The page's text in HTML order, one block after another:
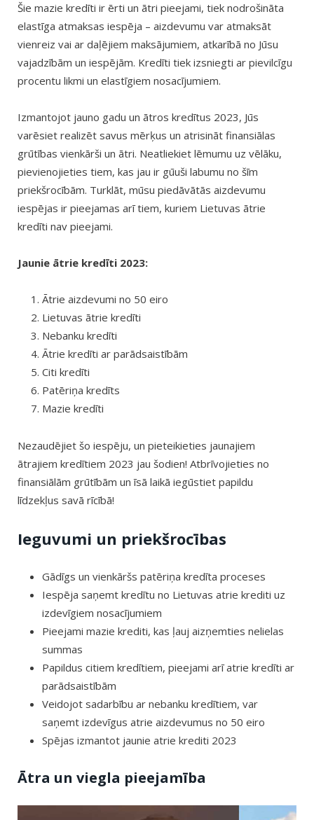
Šie mazie kredīti ir ērti un ātri pieejami, tiek nodrošināta
elastīga atmaksas iespēja – aizdevumu var atmaksāt
vienreiz vai ar daļējiem maksājumiem, atkarībā no Jūsu
vajadzībām un iespējām. Kredīti tiek izsniegti ar pievilcīgu
procentu likmi un elastīgiem nosacījumiem.
Izmantojot jauno gadu un ātros kredītus 2023, Jūs
varēsiet realizēt savus mērķus un atrisināt finansiālas
grūtības vienkārši un ātri. Neatliekiet lēmumu uz vēlāku,
pievienojieties tiem, kas jau ir gūuši labumu no šīm
priekšrocībām. Turklāt, mūsu piedāvātās aizdevumu
iespējas ir pieejamas arī tiem, kuriem Lietuvas ātrie
kredīti nav pieejami.
Jaunie ātrie kredīti 2023:
Ātrie aizdevumi no 50 eiro
Lietuvas ātrie kredīti
Nebanku kredīti
Ātrie kredīti ar parādsaistībām
Citi kredīti
Patēriņa kredīts
Mazie kredīti
Nezaudējiet šo iespēju, un pieteikieties jaunajiem
ātrajiem kredītiem 2023 jau šodien! Atbrīvojieties no
finansiālām grūtībām un īsā laikā iegūstiet papildu
līdzekļus savā rīcībā!
Ieguvumi un priekšrocības
Gādīgs un vienkāršs patēriņa kredīta proceses
Iespēja saņemt kredītu no Lietuvas atrie krediti uz
izdevīgiem nosacījumiem
Pieejami mazie krediti, kas ļauj aizņemties nelielas
summas
Papildus citiem kredītiem, pieejami arī atrie kredīti ar
parādsaistībām
Veidojot sadarbību ar nebanku kredītiem, var
saņemt izdevīgus atrie aizdevumus no 50 eiro
Spējas izmantot jaunie atrie krediti 2023
Ātra un viegla pieejamība